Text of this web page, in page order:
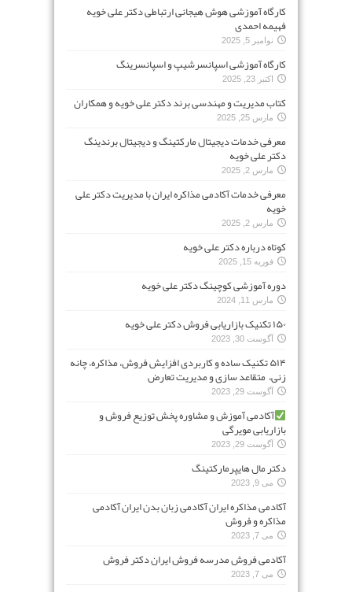
کارگاه آموزشی هوش هیجانی ارتباطی دکتر علی خویه
فهیمه احمدی
نوامبر 5, 2025
کارگاه آموزشی اسپانسرشیپ و اسپانسرینگ
اکتبر 23, 2025
کتاب مدیریت و مهندسی برند دکتر علی خویه و همکاران
مارس 25, 2025
معرفی خدمات دیجیتال مارکتینگ و دیجیتال برندینگ
دکتر علی خویه
مارس 2, 2025
معرفی خدمات آکادمی مذاکره ایران با مدیریت دکتر علی
خویه
مارس 2, 2025
کوتاه درباره دکتر علی خویه
فوریه 15, 2025
دوره آموزشی کوچینگ دکتر علی خویه
مارس 11, 2024
۱۵۰ تکنیک بازاریابی فروش دکتر علی خویه
آگوست 30, 2023
۵۱۴ تکنیک ساده و کاربردی افزایش فروش، مذاکره، چانه
زنی، متقاعد سازی و مدیریت تعارض
آگوست 29, 2023
آکادمی آموزش و مشاوره پخش توزیع فروش و
بازاریابی مویرگی
آگوست 29, 2023
دکتر مال هایپرمارکتینگ
می 9, 2023
آکادمی مذاکره ایران آکادمی زبان بدن ایران آکادمی
مذاکره و فروش
می 7, 2023
آکادمی فروش مدرسه فروش ایران دکتر فروش
می 7, 2023